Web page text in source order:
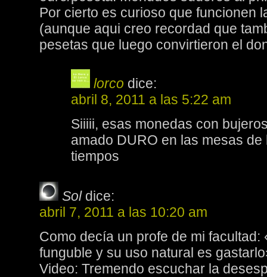
Por cierto es curioso que funcionen
(aunque aqui creo recordad que
pesetas que luego convirtieron el
lorco dice:
abril 8, 2011 a las 5:22 am
Siiiii, esas monedas con
amado DURO en las mesas
tiempos
Sol dice:
abril 7, 2011 a las 10:20 am
Como decía un profe de mi facultad:
funguble y su uso natural es
Video: Tremendo escuchar la